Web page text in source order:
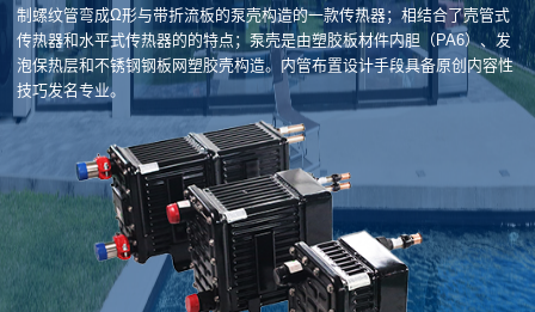
制螺纹管弯成Ω形与带折流板的泵壳构造的一款传热器；相结合了壳管式
传热器和水平式传热器的的特点；泵壳是由塑胶板材件内胆（PA6）、发
泡保热层和不锈钢钢板网塑胶壳构造。内管布置设计手段具备原创内容性
技巧发名专业。